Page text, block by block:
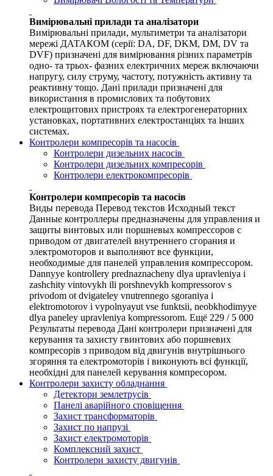
Вимірювальні прилади та аналізатори
Вимірювальні прилади, мультиметри та аналізатори
мережі ДАТАКОМ (серії: DA, DF, DKM, DM, DV та
DVF) призначені для вимірювання різних параметрів
одно- та трьох- фазних електричних мереж включаючи
напругу, силу струму, частоту, потужність активну та
реактивну тощо. Дані прилади призначені для
використання в промислових та побутових
електрощитових пристроях та електрогенераторних
установках, портативних електростанціях та інших
системах.
Контролери компресорів та насосів
Контролери дизельних насосів
Контролери дизельних компресорів
Контролери електрокомпресорів
Контролери компресорів та насосів
Виды перевода Перевод текстов Исходный текст
Данные контроллеры предназначены для управления и
защиты винтовых или поршневых компрессоров с
приводом от двигателей внутреннего сгорания и
электромоторов и выполняют все функции,
необходимые для панелей управления компрессором.
Dannyye kontrollery prednaznacheny dlya upravleniya i
zashchity vintovykh ili porshnevykh kompressorov s
privodom ot dvigateley vnutrennego sgoraniya i
elektromotorov i vypolnyayut vse funktsii, neobkhodimyye
dlya paneley upravleniya kompressorom. Ещё 229 / 5 000
Результаты перевода Дані контролери призначені для
керування та захисту гвинтових або поршневих
компресорів з приводом від двигунів внутрішнього
згоряння та електромоторів і виконують всі функції,
необхідні для панелей керування компресором.
Контролери захисту обладнання
Детектори землетрусів
Панелі аварійного сповіщення
Захист трансформаторів
Захист по напрузі
Захист електромоторів
Комплексний захист
Контролери захисту двигунів